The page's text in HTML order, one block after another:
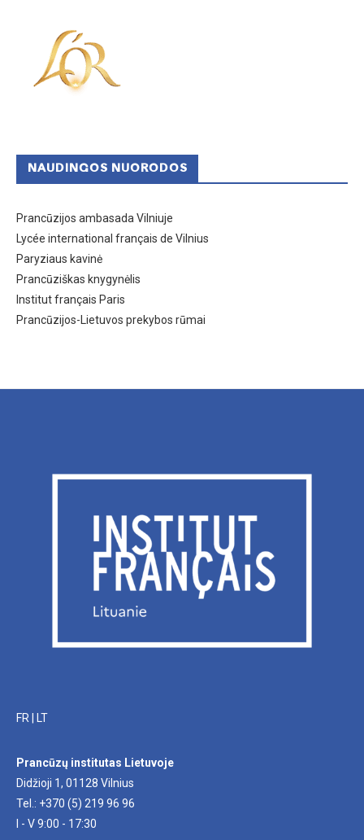
NAUDINGOS NUORODOS
Prancūzijos ambasada Vilniuje
Lycée international français de Vilnius
Paryziaus kavinė
Prancūziškas knygynėlis
Institut français Paris
Prancūzijos-Lietuvos prekybos rūmai
FR LT
Prancūzų institutas Lietuvoje
Didžioji 1, 01128 Vilnius
Tel.: +370 (5) 219 96 96
I - V 9:00 - 17:30